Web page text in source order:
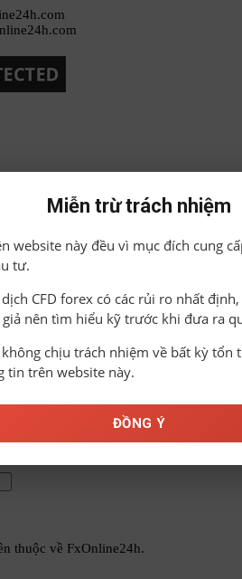
Youtube Email
nhất từ FxOnline24h!
thuộc về FxOnline24h.
Miễn trừ trách nhiệm
website này đều vì mục đích cung
tư.
CFD forex có các rủi ro nhất
nên tìm hiểu kỹ trước khi đưa ra
không chịu trách nhiệm về bất kỳ tổn
tin trên website này.
ĐỒNG Ý